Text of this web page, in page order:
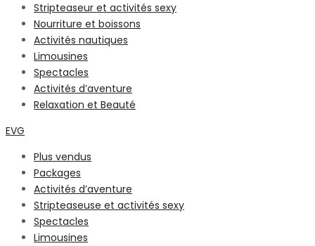
Stripteaseur et activités sexy
Nourriture et boissons
Activités nautiques
Limousines
Spectacles
Activités d’aventure
Relaxation et Beauté
EVG
Plus vendus
Packages
Activités d’aventure
Stripteaseuse et activités sexy
Spectacles
Limousines